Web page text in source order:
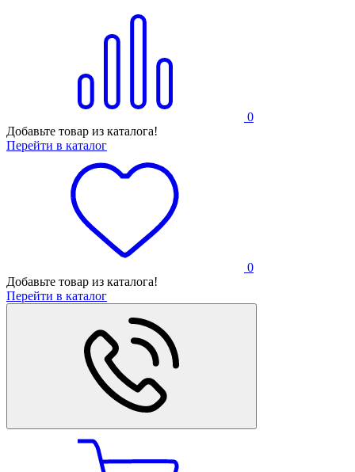
0
Добавьте товар из каталога!
Перейти в каталог
0
Добавьте товар из каталога!
Перейти в каталог